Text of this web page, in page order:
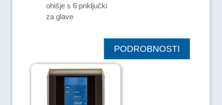
ohišje s 6 priključki
za glave
PODROBNOSTI